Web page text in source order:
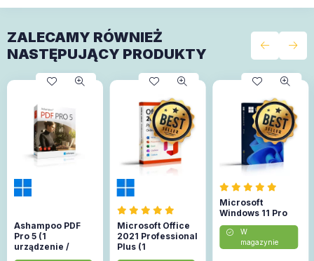
ZALECAMY RÓWNIEŻ
NASTĘPUJĄCY PRODUKTY
Ashampoo PDF
Pro 5 (1
urządzenie /
Microsoft Office
2021 Professional
Plus (1
Microsoft
Windows 11 Pro
W
magazynie